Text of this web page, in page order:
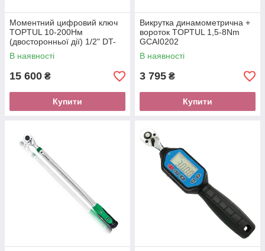
Моментний цифровий ключ
TOPTUL 10-200Нм
(двосторонньої дії) 1/2" DT-
200I4
В наявності
15 600 ₴
Купити
Викрутка динамометрична +
вороток TOPTUL 1,5-8Nm
GCAI0202
В наявності
3 795 ₴
Купити